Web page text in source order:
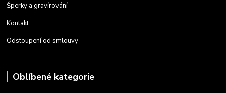
Šperky a gravírování
Kontakt
Odstoupení od smlouvy
Oblíbené kategorie